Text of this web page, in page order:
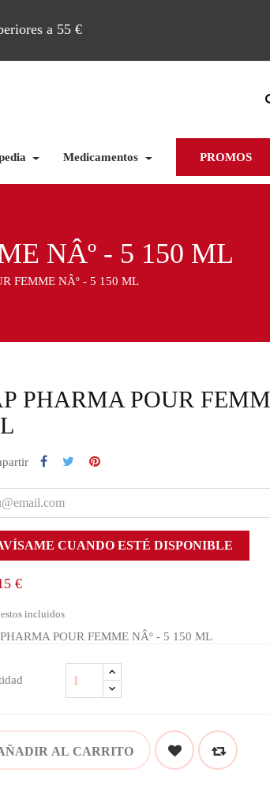
a 55 €
Medicamentos PROMOS
NÂº - 5 150 ML
FEMME NÂº - 5 150 ML
PHARMA POUR
CUANDO ESTÉ DISPONIBLE
€
incluidos
POUR FEMME NÂº - 5 150 ML
AL CARRITO